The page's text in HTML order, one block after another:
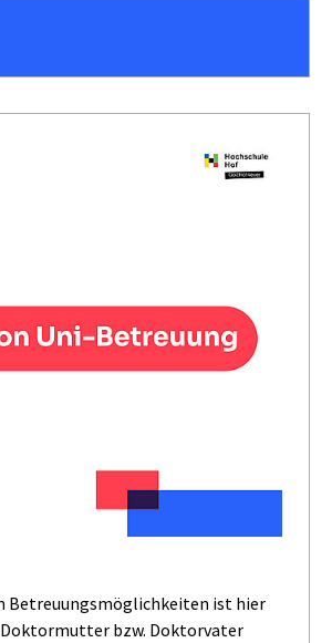
Betreuungsmöglichkeiten ist hier
bzw. Doktorvater